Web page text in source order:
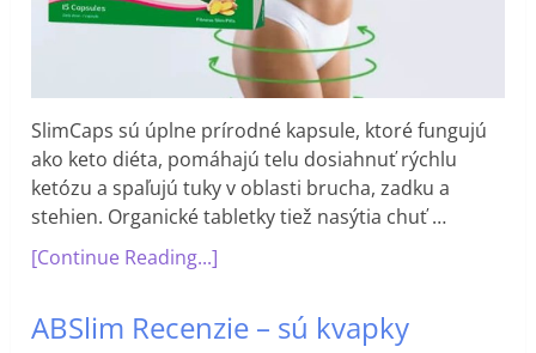
SlimCaps sú úplne prírodné kapsule, ktoré fungujú
ako keto diéta, pomáhajú telu dosiahnuť rýchlu
ketózu a spaľujú tuky v oblasti brucha, zadku a
stehien. Organické tabletky tiež nasýtia chuť …
[Continue Reading...]
ABSlim Recenzie – sú kvapky